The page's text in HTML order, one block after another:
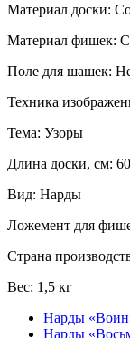
Материал доски:
Материал фишек:
Поле для шашек:
Техника
Тема: Узоры
Длина доски, см: 60
Вид: Нарды
Ложемент для
Страна
Вес: 1,5 кг
Нарды
Нарды